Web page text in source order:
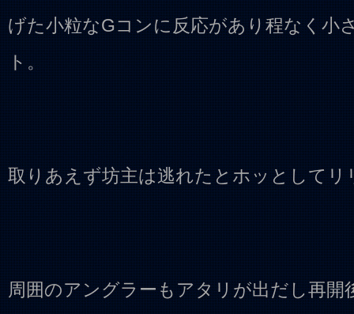
げた小粒なGコンに反応があり程なく小
ト。
取りあえず坊主は逃れたとホッとしてリ
周囲のアングラーもアタリが出だし再開